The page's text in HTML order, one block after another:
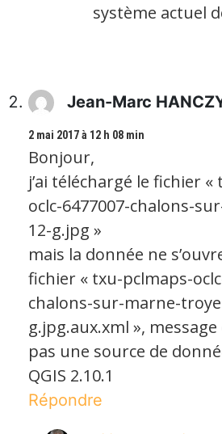
système actuel
Jean-Marc
2 mai 2017 à 12 h 08 min
Bonjour,
j’ai téléchargé le fichier
oclc-6477007-chalons-
12-g.jpg »
mais la donnée ne
fichier « txu-pclmaps-
chalons-sur-marne-
g.jpg.aux.xml », message
pas une source de
QGIS 2.10.1
Répondre